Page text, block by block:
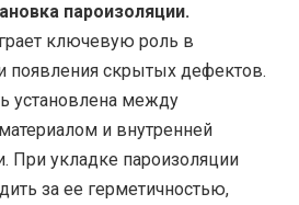
пароизоляции.
ключевую роль в
появления скрытых дефектов.
установлена между
и внутренней
При укладке пароизоляции
за ее герметичностью,